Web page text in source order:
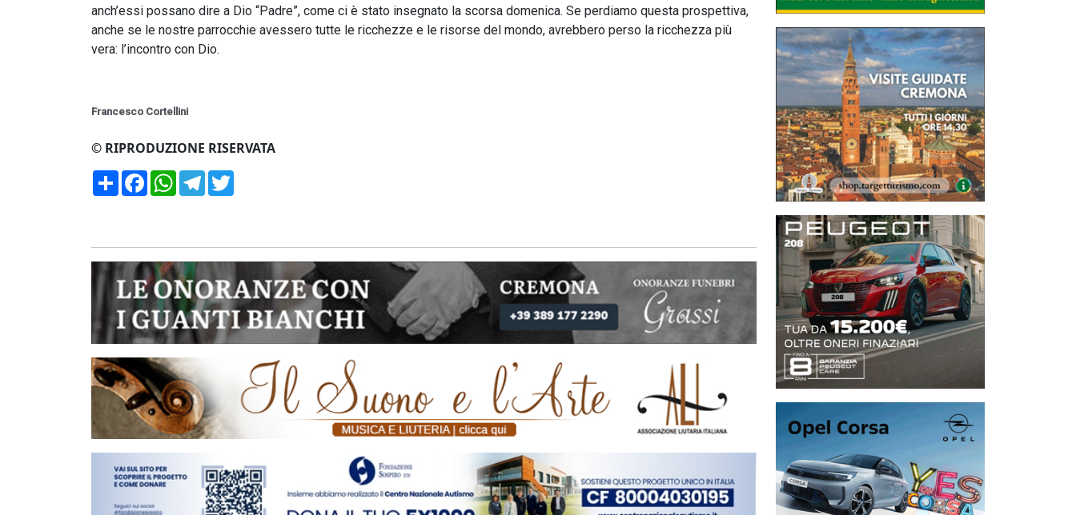
anch’essi possano dire a Dio “Padre”, come ci è stato insegnato la scorsa domenica. Se perdiamo questa prospettiva,
anche se le nostre parrocchie avessero tutte le ricchezze e le risorse del mondo, avrebbero perso la ricchezza più
vera: l’incontro con Dio.
Francesco Cortellini
© RIPRODUZIONE RISERVATA
CondividiFacebookWhatsApp
Telegram